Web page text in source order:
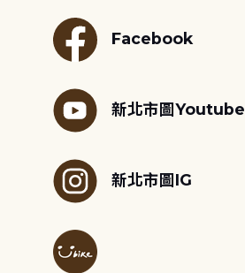
Facebook
新北市圖Youtube
新北市圖IG